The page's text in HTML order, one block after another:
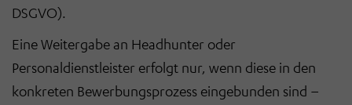
DSGVO).
Eine Weitergabe an Headhunter oder
Personaldienstleister erfolgt nur, wenn diese in den
konkreten Bewerbungsprozess eingebunden sind –